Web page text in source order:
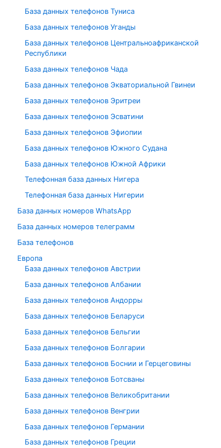
База данных телефонов Туниса
База данных телефонов Уганды
База данных телефонов Центральноафриканской
Республики
База данных телефонов Чада
База данных телефонов Экваториальной Гвинеи
База данных телефонов Эритреи
База данных телефонов Эсватини
База данных телефонов Эфиопии
База данных телефонов Южного Судана
База данных телефонов Южной Африки
Телефонная база данных Нигера
Телефонная база данных Нигерии
База данных номеров WhatsApp
База данных номеров телеграмм
База телефонов
Европа
База данных телефонов Австрии
База данных телефонов Албании
База данных телефонов Андорры
База данных телефонов Беларуси
База данных телефонов Бельгии
База данных телефонов Болгарии
База данных телефонов Боснии и Герцеговины
База данных телефонов Ботсваны
База данных телефонов Великобритании
База данных телефонов Венгрии
База данных телефонов Германии
База данных телефонов Греции